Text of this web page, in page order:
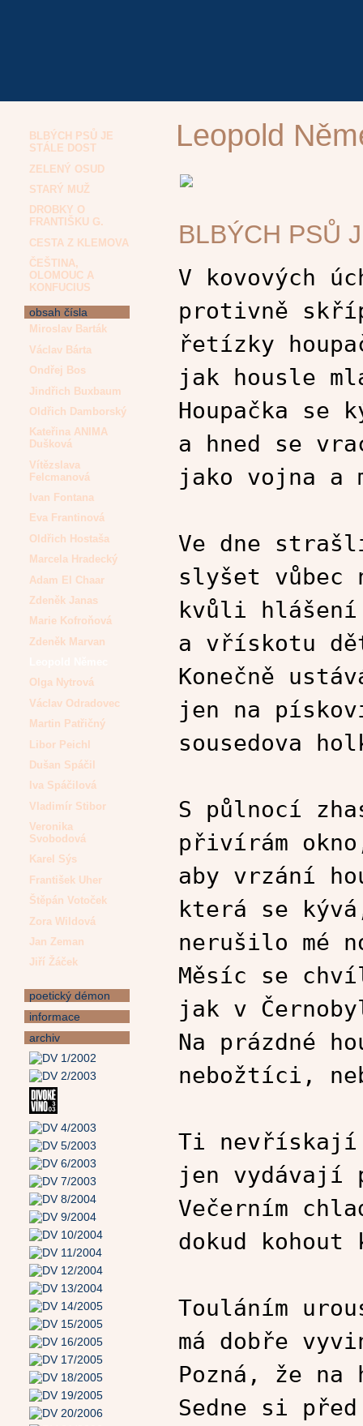
BLBÝCH PSŮ JE
STÁLE DOST
ZELENÝ OSUD
STARÝ MUŽ
DROBKY O
FRANTIŠKU G.
CESTA Z KLEMOVA
ČEŠTINA,
OLOMOUC A
KONFUCIUS
obsah čísla
Miroslav Barták
Václav Bárta
Ondřej Bos
Jindřich Buxbaum
Oldřich Damborský
Kateřina ANIMA
Dušková
Vítězslava
Felcmanová
Ivan Fontana
Eva Frantinová
Oldřich Hostaša
Marcela Hradecký
Adam El Chaar
Zdeněk Janas
Marie Kofroňová
Zdeněk Marvan
Olga Nytrová
Václav Odradovec
Martin Patřičný
Libor Peichl
Dušan Spáčil
Iva Spáčilová
Vladimír Stibor
Veronika
Svobodová
Karel Sýs
František Uher
Štěpán Votoček
Zora Wildová
Jan Zeman
Jiří Žáček
poetický démon
informace
archiv
Leopold
BLBÝCH PSŮ
V kovových
protivně
řetízky
jak housle
Houpačka se
a hned se
jako vojna a
Ve dne
slyšet vůbec
kvůli hlášení
a vřískotu
Konečně
jen na
sousedova
S půlnocí
přivírám
aby vrzání
která se
nerušilo mé
Měsíc se
jak v
Na prázdné
nebožtíci,
Ti nevřískají
jen vydávají
Večerním
dokud kohout
Touláním
má dobře
Pozná, že na
Sedne si